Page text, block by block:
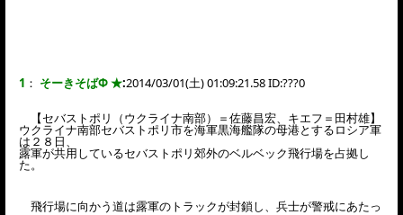
1 ： そーきそばΦ ★:2014/03/01(土) 01:09:21.58 ID:???0
【セバストポリ（ウクライナ南部）＝佐藤昌宏、キエフ＝田村雄】
ウクライナ南部セバストポリ市を海軍黒海艦隊の母港とするロシア軍
は２８日、
露軍が共用しているセバストポリ郊外のベルベック飛行場を占拠し
た。
飛行場に向かう道は露軍のトラックが封鎖し、兵士が警戒にあたっ